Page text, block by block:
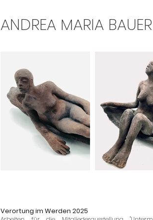
ANDREA MARIA BAUER
Verortung im Werden 2025